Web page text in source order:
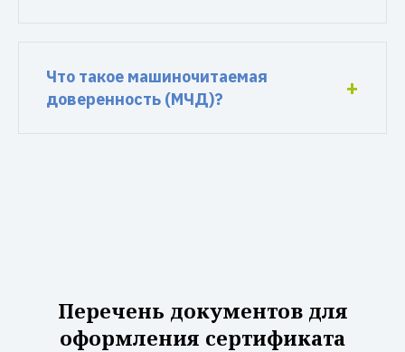
Что такое машиночитаемая
доверенность (МЧД)?
Перечень документов для
оформления сертификата